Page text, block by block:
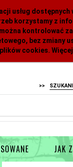
usług
korzystamy z
kontrolować
bez zmiany
cookies.
>>
JAK